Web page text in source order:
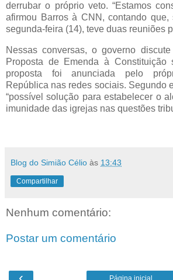
derrubar o próprio veto. “Estamos
afirmou Barros à CNN, contando
segunda-feira (14), teve duas reuniões
Nessas conversas, o governo
Proposta de Emenda à Constituição
proposta foi anunciada pelo
República nas redes sociais. Segundo
“possível solução para estabelecer o
imunidade das igrejas nas questões
Blog do Simião Célio às 13:43
Compartilhar
Nenhum comentário:
Postar um comentário
Página inicial